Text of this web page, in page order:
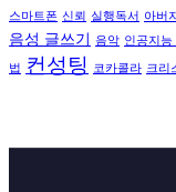
스마트폰 신뢰 실행독서 아버
음성 글쓰기 음악 인공지능
법 컨성팅 코카콜라 크리